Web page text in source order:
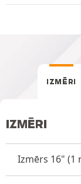
IZMĒRI
IZMĒRI
Izmērs 16" (1